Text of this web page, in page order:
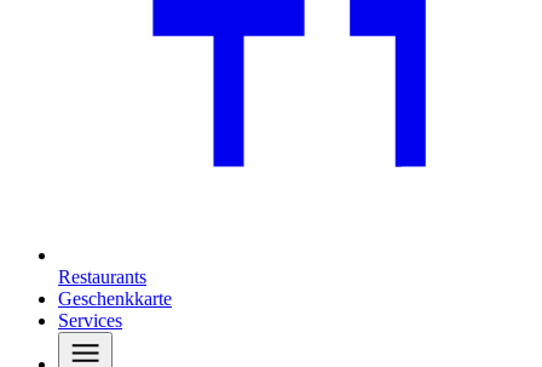
Restaurants
Geschenkkarte
Services